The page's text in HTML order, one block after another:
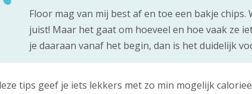
Floor mag van mij best af en toe een bakje
juist! Maar het gaat om hoeveel en hoe vaak ze
je daaraan vanaf het begin, dan is het duidelijk
tips geef je iets lekkers met zo min mogelijk